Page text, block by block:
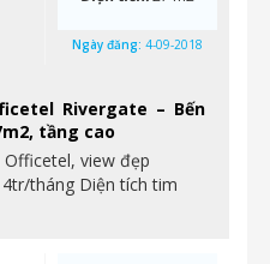
Rivergate – Bến
tầng cao
view đẹp
tháng Diện tích tim
Ngày đăng: 4-09-2018